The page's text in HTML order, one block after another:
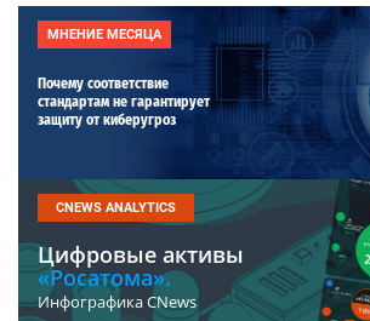
МНЕНИЕ МЕСЯЦА
Почему соответствие
стандартам не гарантирует
защиту от киберугроз
CNEWS ANALYTICS
Цифровые активы
«Росатома».
Инфографика CNews